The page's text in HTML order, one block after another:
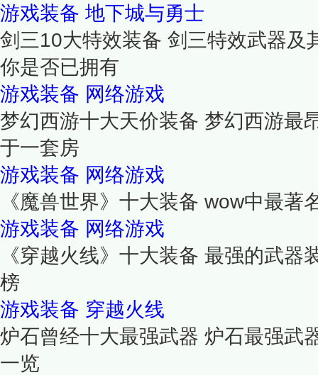
游戏装备 地下城与勇士
剑三10大特效装备 剑三特效武器及
你是否已拥有
游戏装备 网络游戏
梦幻西游十大天价装备 梦幻西游最
于一套房
游戏装备 网络游戏
《魔兽世界》十大装备 wow中最著
游戏装备 网络游戏
《穿越火线》十大装备 最强的武器
榜
游戏装备 穿越火线
炉石曾经十大最强武器 炉石最强武
一览